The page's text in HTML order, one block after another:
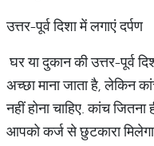
उत्तर-पूर्व दिशा में लगाएं दर्पण
घर या दुकान की उत्तर-पूर्व
अच्छा माना जाता है, लेकिन
नहीं होना चाहिए. कांच
आपको कर्ज से छुटकारा